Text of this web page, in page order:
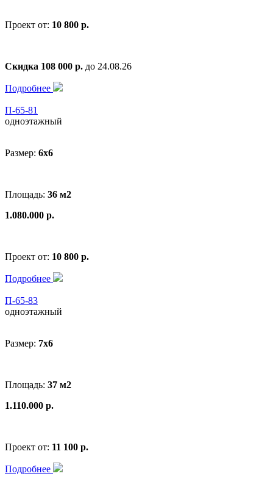
Проект от: 10 800 р.
Скидка 108 000 р. до 24.08.26
Подробнее
П-65-81
одноэтажный
Размер: 6x6
Площадь: 36 м2
1.080.000 р.
Проект от: 10 800 р.
Подробнее
П-65-83
одноэтажный
Размер: 7x6
Площадь: 37 м2
1.110.000 р.
Проект от: 11 100 р.
Подробнее